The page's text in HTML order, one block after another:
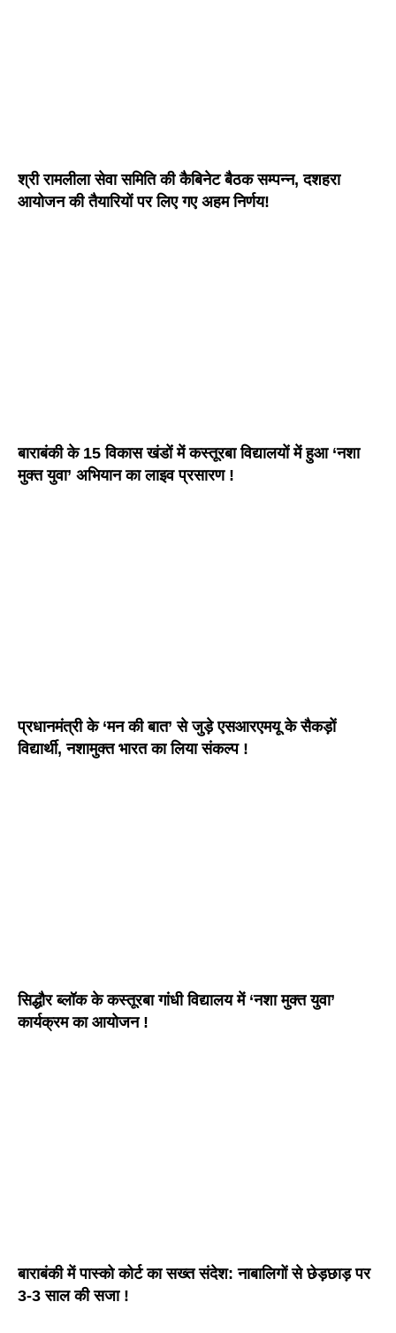
श्री रामलीला सेवा समिति की कैबिनेट बैठक सम्पन्न, दशहरा
आयोजन की तैयारियों पर लिए गए अहम निर्णय!
बाराबंकी के 15 विकास खंडों में कस्तूरबा विद्यालयों में हुआ ‘नशा
मुक्त युवा’ अभियान का लाइव प्रसारण !
प्रधानमंत्री के ‘मन की बात’ से जुड़े एसआरएमयू के सैकड़ों
विद्यार्थी, नशामुक्त भारत का लिया संकल्प !
सिद्धौर ब्लॉक के कस्तूरबा गांधी विद्यालय में ‘नशा मुक्त युवा’
कार्यक्रम का आयोजन !
बाराबंकी में पास्को कोर्ट का सख्त संदेश: नाबालिगों से छेड़छाड़ पर
3-3 साल की सजा !